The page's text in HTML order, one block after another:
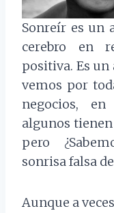
Sonreír es un
cerebro en
positiva. Es
vemos por
negocios,
algunos
pero
sonrisa falsa
Aunque a